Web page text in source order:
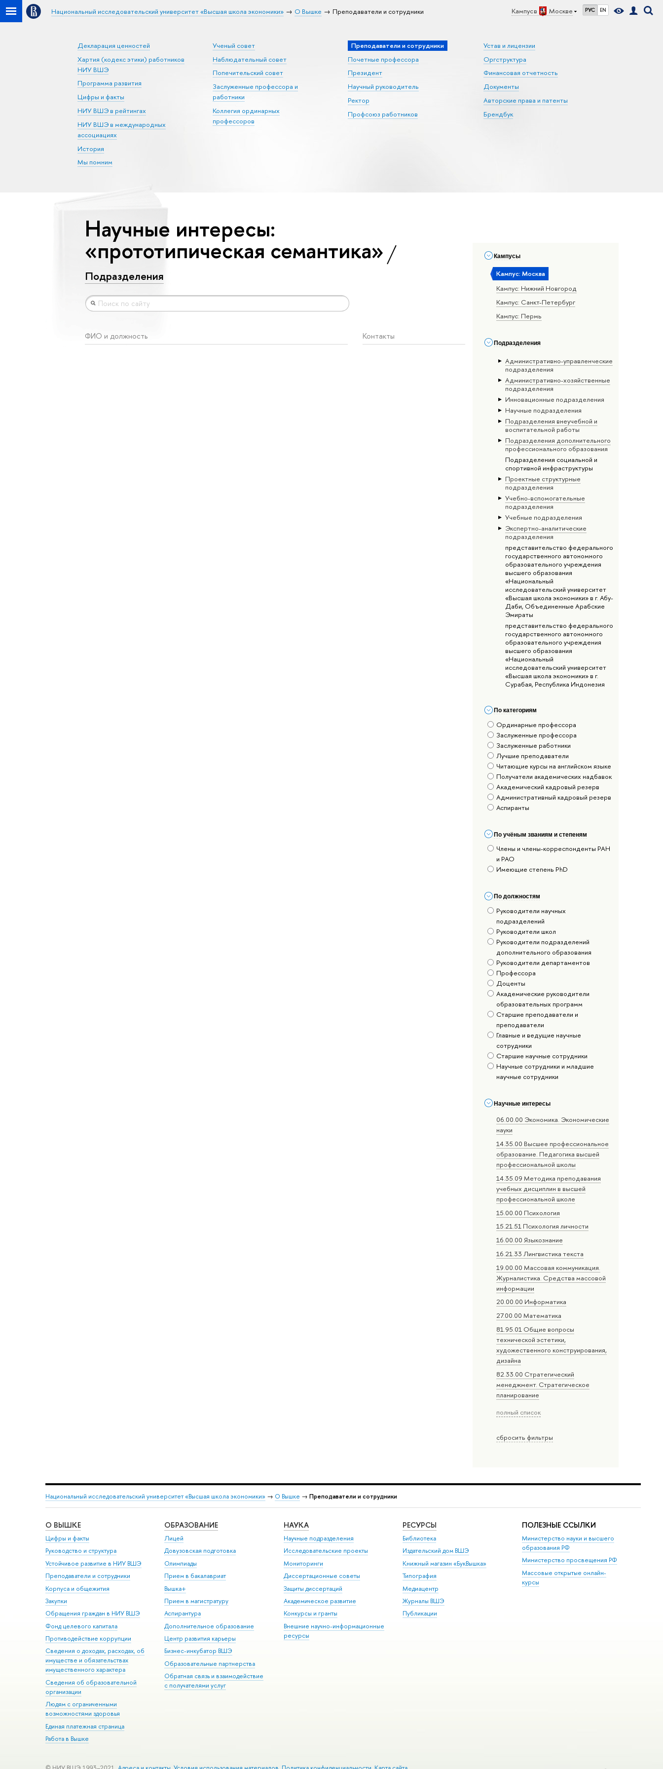
Кампус в Москве РУС EN
Национальный исследовательский университет «Высшая школа экономики» О Вышке Преподаватели и сотрудники
Декларация ценностей
Хартия (кодекс этики) работников
НИУ ВШЭ
Программа развития
Цифры и факты
НИУ ВШЭ в рейтингах
НИУ ВШЭ в международных
ассоциациях
История
Мы помним
Ученый совет
Наблюдательный совет
Попечительский совет
Заслуженные профессора и
работники
Коллегия ординарных
профессоров
Преподаватели и сотрудники
Почетные профессора
Президент
Научный руководитель
Ректор
Профсоюз работников
Устав и лицензии
Оргструктура
Финансовая отчетность
Документы
Авторские права и патенты
Брендбук
Кампусы
Кампус: Москва
Кампус: Нижний Новгород
Кампус: Санкт-Петербург
Кампус: Пермь
Подразделения
Административно-управленческие
подразделения
Административно-хозяйственные
подразделения
Инновационные подразделения
Научные подразделения
Подразделения внеучебной и
воспитательной работы
Подразделения дополнительного
профессионального образования
Подразделения социальной и
спортивной инфраструктуры
Проектные структурные
подразделения
Учебно-вспомогательные
подразделения
Учебные подразделения
Экспертно-аналитические
подразделения
представительство федерального
государственного автономного
образовательного учреждения
высшего образования
«Национальный
исследовательский университет
«Высшая школа экономики» в г. Абу-
Даби, Объединенные Арабские
Эмираты
представительство федерального
государственного автономного
образовательного учреждения
высшего образования
«Национальный
исследовательский университет
«Высшая школа экономики» в г.
Сурабая, Республика Индонезия
По категориям
Ординарные профессора
Заслуженные профессора
Заслуженные работники
Лучшие преподаватели
Читающие курсы на английском языке
Получатели академических надбавок
Академический кадровый резерв
Административный кадровый резерв
Аспиранты
По учёным званиям и степеням
Члены и члены-корреспонденты РАН
и РАО
Имеющие степень PhD
По должностям
Руководители научных
подразделений
Руководители школ
Руководители подразделений
дополнительного образования
Руководители департаментов
Профессора
Доценты
Академические руководители
образовательных программ
Старшие преподаватели и
преподаватели
Главные и ведущие научные
сотрудники
Старшие научные сотрудники
Научные сотрудники и младшие
научные сотрудники
Научные интересы
06.00.00 Экономика. Экономические
науки
14.35.00 Высшее профессиональное
образование. Педагогика высшей
профессиональной школы
14.35.09 Методика преподавания
учебных дисциплин в высшей
профессиональной школе
15.00.00 Психология
15.21.51 Психология личности
16.00.00 Языкознание
16.21.33 Лингвистика текста
19.00.00 Массовая коммуникация.
Журналистика. Средства массовой
информации
20.00.00 Информатика
27.00.00 Математика
81.95.01 Общие вопросы
технической эстетики,
художественного конструирования,
дизайна
82.33.00 Стратегический
менеджмент. Стратегическое
планирование
полный список
сбросить фильтры
Научные интересы:
«прототипическая семантика»
Подразделения
ФИО и должность Контакты
Национальный исследовательский университет «Высшая школа экономики» → О Вышке → Преподаватели и сотрудники
О ВЫШКЕ
Цифры и факты
Руководство и структура
Устойчивое развитие в НИУ ВШЭ
Преподаватели и сотрудники
Корпуса и общежития
Закупки
Обращения граждан в НИУ ВШЭ
Фонд целевого капитала
Противодействие коррупции
Сведения о доходах, расходах, об
имуществе и обязательствах
имущественного характера
Сведения об образовательной
организации
Людям с ограниченными
возможностями здоровья
Единая платежная страница
Работа в Вышке
ОБРАЗОВАНИЕ
Лицей
Довузовская подготовка
Олимпиады
Прием в бакалавриат
Вышка+
Прием в магистратуру
Аспирантура
Дополнительное образование
Центр развития карьеры
Бизнес-инкубатор ВШЭ
Образовательные партнерства
Обратная связь и взаимодействие
с получателями услуг
НАУКА
Научные подразделения
Исследовательские проекты
Мониторинги
Диссертационные советы
Защиты диссертаций
Академическое развитие
Конкурсы и гранты
Внешние научно-информационные
ресурсы
РЕСУРСЫ
Библиотека
Издательский дом ВШЭ
Книжный магазин «БукВышка»
Типография
Медиацентр
Журналы ВШЭ
Публикации
ПОЛЕЗНЫЕ ССЫЛКИ
Министерство науки и высшего
образования РФ
Министерство просвещения РФ
Массовые открытые онлайн-
курсы